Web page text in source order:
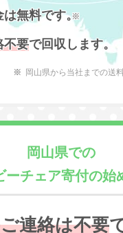
は無料です。
※
不要で回収します。
岡山県から当社までの送
岡山県での
ーチェア寄付の始
連絡は不要